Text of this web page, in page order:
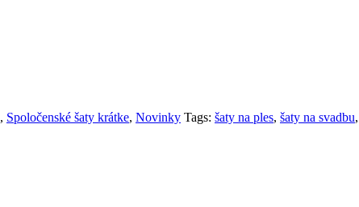
, Spoločenské šaty krátke, Novinky Tags: šaty na ples, šaty na svadbu,